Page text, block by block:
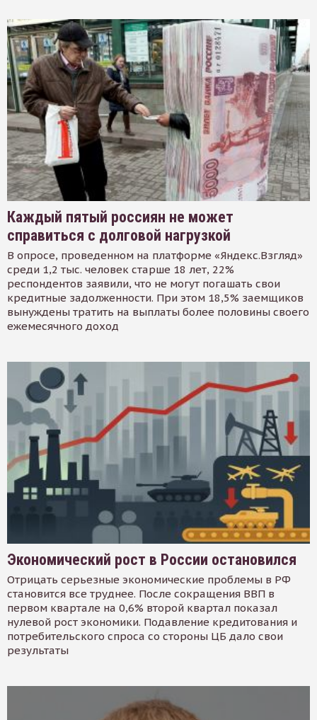
Каждый пятый россиян не может
справиться с долговой нагрузкой
В опросе, проведенном на платформе «Яндекс.Взгляд»
среди 1,2 тыс. человек старше 18 лет, 22%
респондентов заявили, что не могут погашать свои
кредитные задолженности. При этом 18,5% заемщиков
вынуждены тратить на выплаты более половины своего
ежемесячного доход
Экономический рост в России остановился
Отрицать серьезные экономические проблемы в РФ
становится все труднее. После сокращения ВВП в
первом квартале на 0,6% второй квартал показал
нулевой рост экономики. Подавление кредитования и
потребительского спроса со стороны ЦБ дало свои
результаты